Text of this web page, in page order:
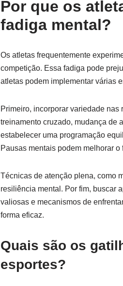
Por que os
fadiga mental?
Os atletas frequentemente
competição. Essa fadiga pode
atletas podem implementar várias
Primeiro, incorporar variedade
treinamento cruzado, mudança de
estabelecer uma programação
Pausas mentais podem melhorar o
Técnicas de atenção plena, como
resiliência mental. Por fim, buscar
valiosas e mecanismos de
forma eficaz.
Quais são os
esportes?